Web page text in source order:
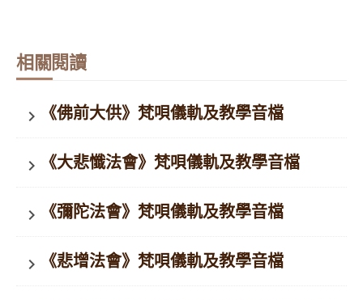
相關閱讀
keyboard_arrow_right 《佛前大供》梵唄儀軌及教學音檔
keyboard_arrow_right 《大悲懺法會》梵唄儀軌及教學音檔
keyboard_arrow_right 《彌陀法會》梵唄儀軌及教學音檔
keyboard_arrow_right 《悲增法會》梵唄儀軌及教學音檔